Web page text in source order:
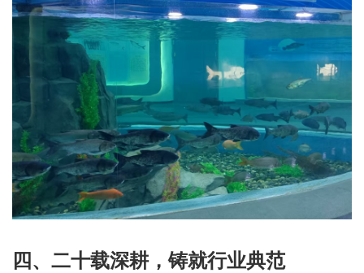
四、二十载深耕，铸就行业典范